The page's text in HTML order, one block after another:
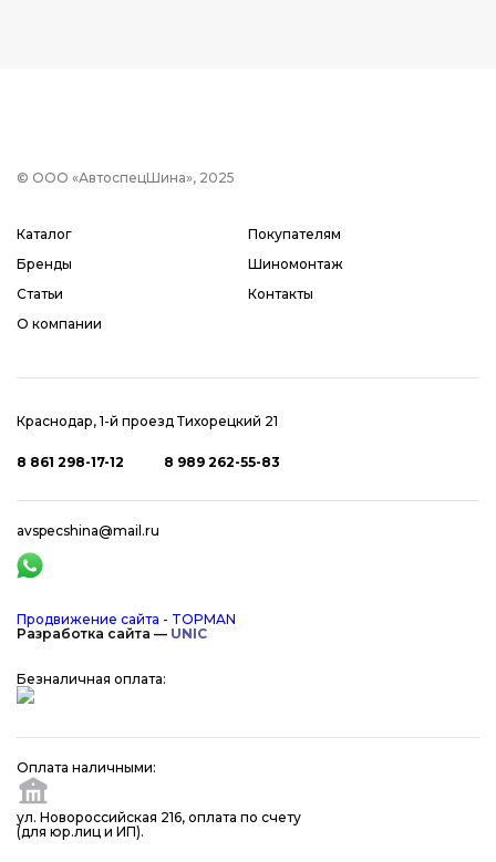
© ООО «АвтоспецШина», 2025
Каталог
Бренды
Статьи
О компании
Покупателям
Шиномонтаж
Контакты
Краснодар, 1-й проезд Тихорецкий 21
8 861 298-17-12 8 989 262-55-83
avspecshina@mail.ru
Продвижение сайта - TOPMAN
Разработка сайта — UNIC
Безналичная оплата:
Оплата наличными:
ул. Новороссийская 216, оплата по счету
(для юр.лиц и ИП).